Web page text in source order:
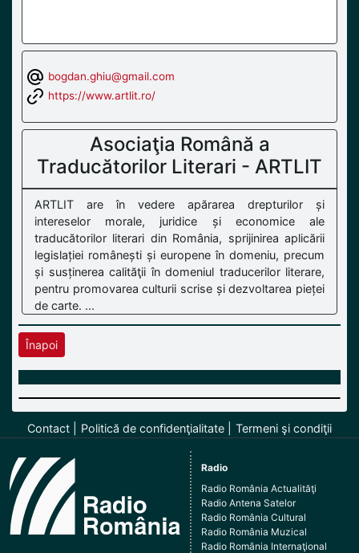
bogdan.ghiu@gmail.com
https://www.artlit.ro/
Asociaţia Română a
Traducătorilor Literari - ARTLIT
ARTLIT are în vedere apărarea drepturilor și
intereselor morale, juridice și economice ale
traducătorilor literari din România, sprijinirea aplicării
legislației românești și europene în domeniu, precum
și susținerea calităţii în domeniul traducerilor literare,
pentru promovarea culturii scrise și dezvoltarea pieței
de carte. ...
Înapoi
Contact Politică de confidenţialitate Termeni şi condiţii
Radio
Radio România Actualităţi
Radio Antena Satelor
Radio România Cultural
Radio România Muzical
Radio România Internaţional